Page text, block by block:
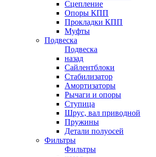
Сцепление
Опоры КПП
Прокладки КПП
Муфты
Подвеска
Подвеска
назад
Сайлентблоки
Стабилизатор
Амортизаторы
Рычаги и опоры
Ступица
Шрус, вал приводной
Пружины
Детали полуосей
Фильтры
Фильтры